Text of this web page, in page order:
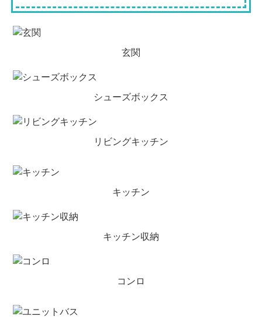
玄関
シューズボックス
リビングキッチン
キッチン
キッチン収納
コンロ